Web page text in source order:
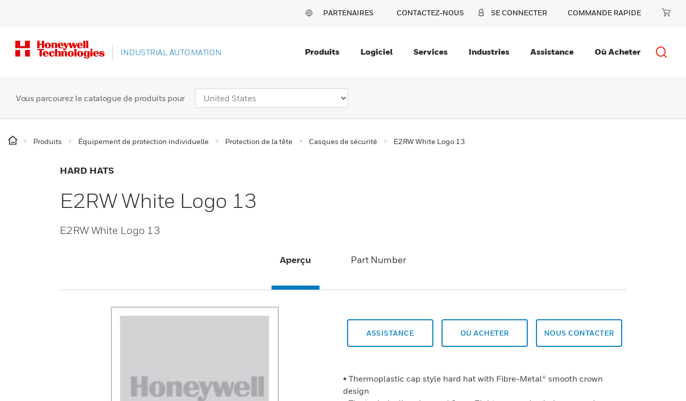
PARTENAIRES CONTACTEZ-NOUS SE CONNECTER COMMANDE RAPIDE
INDUSTRIAL AUTOMATION Produits Logiciel Services Industries Assistance Où Acheter
Vous parcourez le catalogue de produits pour
Produits Équipement de protection individuelle Protection de la tête Casques de sécurité E2RW White Logo 13
HARD HATS
E2RW White Logo 13
E2RW White Logo 13
Aperçu Part Number
ASSISTANCE OÙ ACHETER NOUS CONTACTER
• Thermoplastic cap style hard hat with Fibre-Metal® smooth crown
design